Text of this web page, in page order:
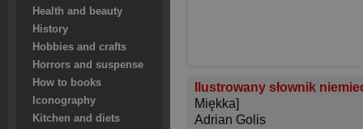
Health and beauty
History
Hobbies and crafts
Horrors and suspense
How to books
Iconography
Kitchen and diets
Ilustrowany słownik
Miękka]
Adrian Golis